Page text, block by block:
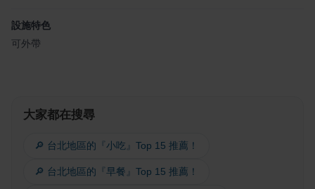
設施特色
可外帶
大家都在搜尋
🔎 台北地區的『小吃』Top 15 推薦！
🔎 台北地區的『早餐』Top 15 推薦！